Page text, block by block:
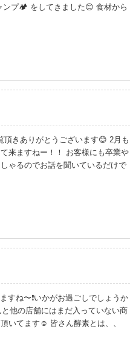
ンプ🏕 をしてきました😊 食材から
きありがとうございます😊 2月も
来ますねー！！ お客様にも卒業や
ゃるのでお話を聞いているだけで
すね〜❗️いかがお過ごしでしょうか
と他の店舗にはまだ入っていない商
いてます☺️ 皆さん酵素とは、、